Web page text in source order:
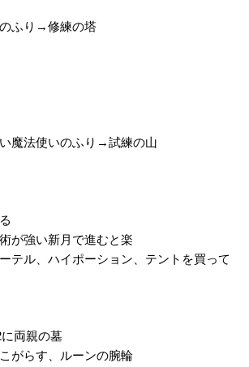
ふり→修練の塔
魔法使いのふり→試練の山
が強い新月で進むと楽
テル、ハイポーション、テントを買って
両親の墓
がらす、ルーンの腕輪